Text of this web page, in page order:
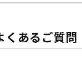
くあるご質問